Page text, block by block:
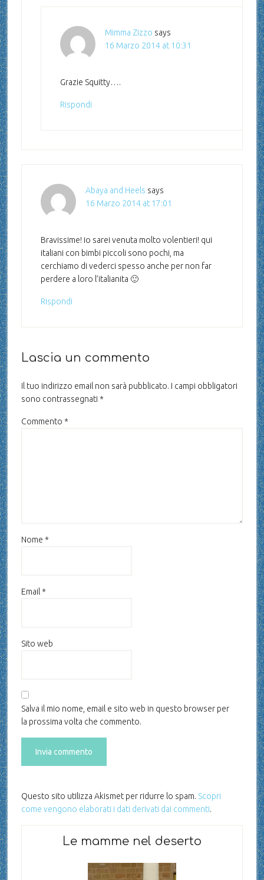
Mimma Zizzo says
16 Marzo 2014 at 10:31
Grazie Squitty….
Rispondi
Abaya and Heels says
16 Marzo 2014 at 17:01
Bravissime! io sarei venuta molto volentieri! qui
italiani con bimbi piccoli sono pochi, ma
cerchiamo di vederci spesso anche per non far
perdere a loro l’italianita 🙂
Rispondi
Lascia un commento
Il tuo indirizzo email non sarà pubblicato. I campi obbligatori
sono contrassegnati *
Commento *
Nome *
Email *
Sito web
Salva il mio nome, email e sito web in questo browser per
la prossima volta che commento.
Questo sito utilizza Akismet per ridurre lo spam. Scopri
come vengono elaborati i dati derivati dai commenti.
Le mamme nel deserto